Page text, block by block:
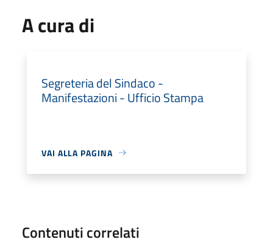
A cura di
Segreteria del Sindaco -
Manifestazioni - Ufficio Stampa
VAI ALLA PAGINA
Contenuti correlati